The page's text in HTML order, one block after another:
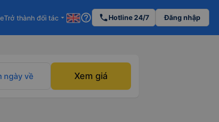
Trở thành đối tác arrow_drop_down help_outline phoneHotline 24/7 Đăng nhập
ngày về Xem giá